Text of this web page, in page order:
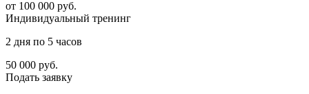
от 100 000 руб.
Индивидуальный тренинг
2 дня по 5 часов
50 000 руб.
Подать заявку